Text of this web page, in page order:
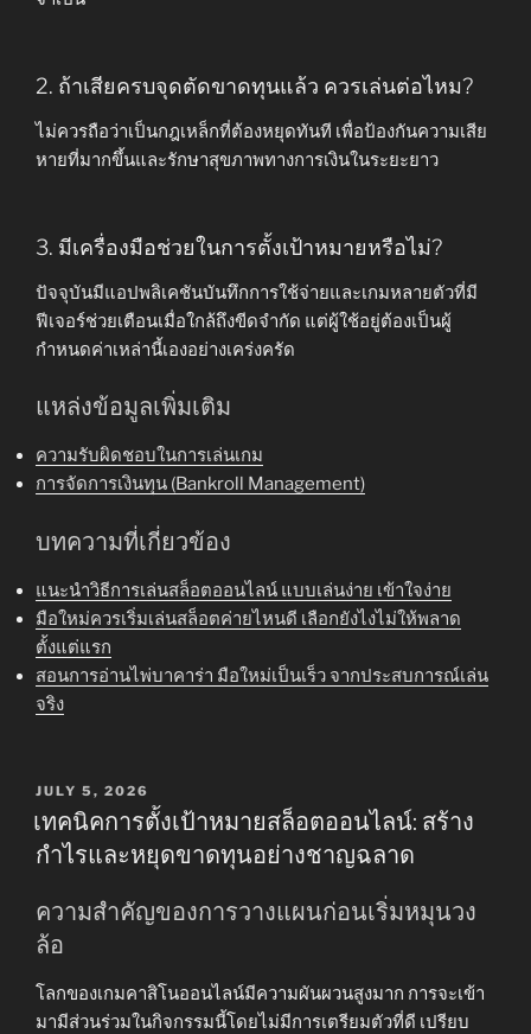
2. ถ้าเสียครบจุดตัดขาดทุนแล้ว ควรเล่นต่อไหม?
ไม่ควรถือว่าเป็นกฎเหล็กที่ต้องหยุดทันที เพื่อป้องกันความเสีย
หายที่มากขึ้นและรักษาสุขภาพทางการเงินในระยะยาว
3. มีเครื่องมือช่วยในการตั้งเป้าหมายหรือไม่?
ปัจจุบันมีแอปพลิเคชันบันทึกการใช้จ่ายและเกมหลายตัวที่มี
ฟีเจอร์ช่วยเตือนเมื่อใกล้ถึงขีดจำกัด แต่ผู้ใช้อยู่ต้องเป็นผู้
กำหนดค่าเหล่านี้เองอย่างเคร่งครัด
แหล่งข้อมูลเพิ่มเติม
ความรับผิดชอบในการเล่นเกม
การจัดการเงินทุน (Bankroll Management)
บทความที่เกี่ยวข้อง
แนะนำวิธีการเล่นสล็อตออนไลน์ แบบเล่นง่าย เข้าใจง่าย
มือใหม่ควรเริ่มเล่นสล็อตค่ายไหนดี เลือกยังไงไม่ให้พลาด
ตั้งแต่แรก
สอนการอ่านไพ่บาคาร่า มือใหม่เป็นเร็ว จากประสบการณ์เล่น
จริง
POSTED
JULY 5, 2026
เทคนิคการตั้งเป้าหมายสล็อตออนไลน์: สร้าง
กำไรและหยุดขาดทุนอย่างชาญฉลาด
ความสำคัญของการวางแผนก่อนเริ่มหมุนวง
ล้อ
โลกของเกมคาสิโนออนไลน์มีความผันผวนสูงมาก การจะเข้า
มามีส่วนร่วมในกิจกรรมนี้โดยไม่มีการเตรียมตัวที่ดี เปรียบ